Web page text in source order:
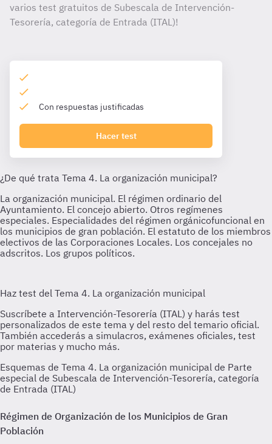
varios test gratuitos de Subescala de Intervención-
Tesorería, categoría de Entrada (ITAL)!
Con respuestas justificadas
Hacer test
Esquemas de Tema 4. La organización municipal de Parte
especial de Subescala de Intervención-Tesorería, categoría
de Entrada (ITAL)
Régimen de Organización de los Municipios de Gran
Población